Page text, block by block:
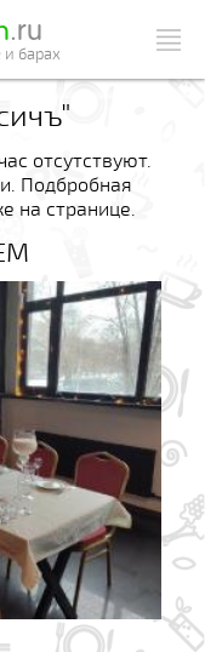
.ru
и барах
отсутствуют.
Подбробная
на странице.